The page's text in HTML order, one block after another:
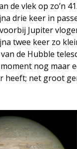
de vlek op zo’n
drie keer in
Jupiter
twee keer zo
de Hubble
nog maar
heeft; net groot